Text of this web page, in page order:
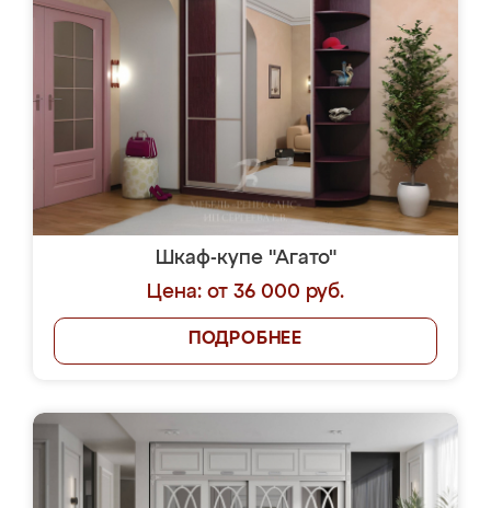
Шкаф-купе "Агато"
Цена: от 36 000 руб.
ПОДРОБНЕЕ